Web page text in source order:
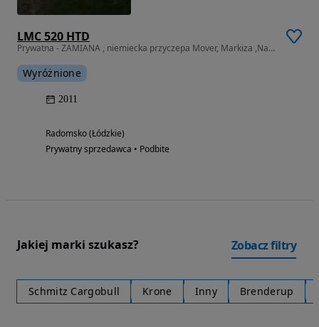
LMC 520 HTD
Prywatna - ZAMIANA , niemiecka przyczepa Mover, Markiza ,Namiot
Wyróżnione
2011
Radomsko (Łódzkie)
Prywatny sprzedawca • Podbite
Jakiej marki szukasz? Zobacz filtry
Schmitz Cargobull Krone Inny Brenderup